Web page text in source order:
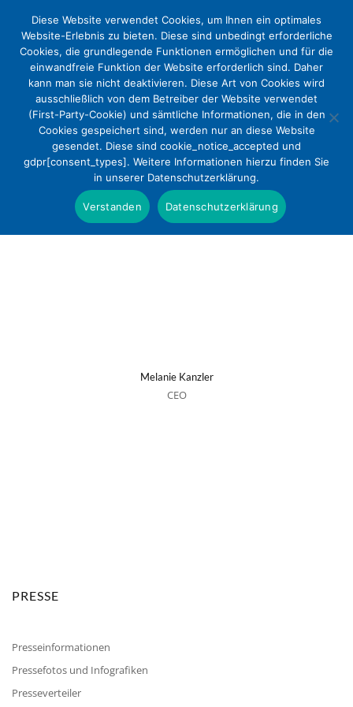
Melanie Kanzler
CEO
PRESSE
Presseinformationen
Pressefotos und Infografiken
Presseverteiler
Diese Website verwendet Cookies, um Ihnen ein optimales
Website-Erlebnis zu bieten. Diese sind unbedingt erforderliche
Cookies, die grundlegende Funktionen ermöglichen und für die
einwandfreie Funktion der Website erforderlich sind. Daher
kann man sie nicht deaktivieren. Diese Art von Cookies wird
ausschließlich von dem Betreiber der Website verwendet
(First-Party-Cookie) und sämtliche Informationen, die in den
Cookies gespeichert sind, werden nur an diese Website
gesendet. Diese sind cookie_notice_accepted und
gdpr[consent_types]. Weitere Informationen hierzu finden Sie
in unserer Datenschutzerklärung.
Verstanden Datenschutzerklärung